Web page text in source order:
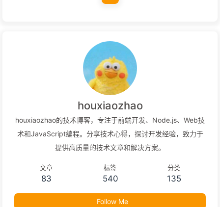
houxiaozhao
houxiaozhao的技术博客，专注于前端开发、Node.js、Web技
术和JavaScript编程。分享技术心得，探讨开发经验，致力于
提供高质量的技术文章和解决方案。
文章
83
标签
540
分类
135
Follow Me